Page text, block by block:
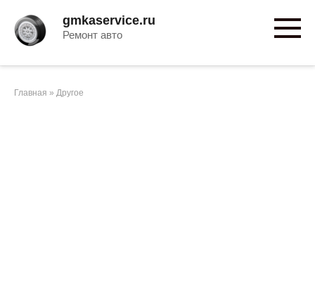
контенту
gmkaservice.ru
Ремонт авто
Главная » Другое